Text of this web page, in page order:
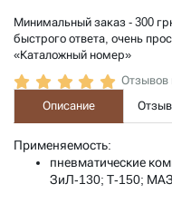
Минимальный заказ - 300
быстрого ответа, очень
«Каталожный номер»
Отзывов
Описание
Применяемость:
пневматические
ЗиЛ-130; Т-150;